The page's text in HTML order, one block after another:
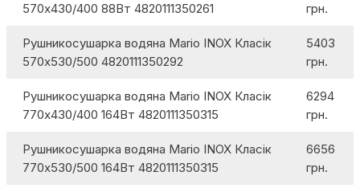
570х430/400 88Вт 4820111350261
грн.
Рушникосушарка водяна Mario INOX Класік
570х530/500 4820111350292
5403
грн.
Рушникосушарка водяна Mario INOX Класік
770х430/400 164Вт 4820111350315
6294
грн.
Рушникосушарка водяна Mario INOX Класік
770х530/500 164Вт 4820111350315
6656
грн.